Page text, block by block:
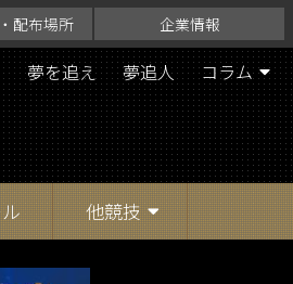
配布場所 企業情報
夢を追え 夢追人 コラム
他競技